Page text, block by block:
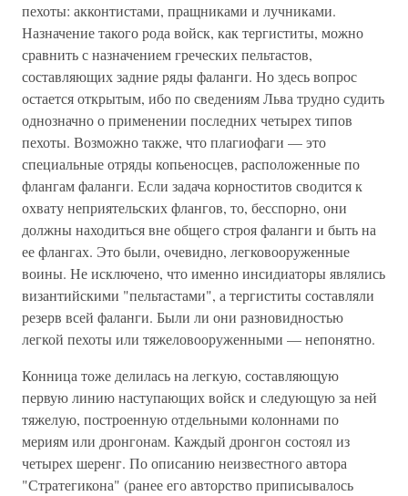
пехоты: акконтистами, пращниками и лучниками.
Назначение такого рода войск, как тергиститы, можно
сравнить с назначением греческих пельтастов,
составляющих задние ряды фаланги. Но здесь вопрос
остается открытым, ибо по сведениям Льва трудно судить
однозначно о применении последних четырех типов
пехоты. Возможно также, что плагиофаги — это
специальные отряды копьеносцев, расположенные по
флангам фаланги. Если задача корноститов сводится к
охвату неприятельских флангов, то, бесспорно, они
должны находиться вне общего строя фаланги и быть на
ее флангах. Это были, очевидно, легковооруженные
воины. Не исключено, что именно инсидиаторы являлись
византийскими "пельтастами", а тергиститы составляли
резерв всей фаланги. Были ли они разновидностью
легкой пехоты или тяжеловооруженными — непонятно.
Конница тоже делилась на легкую, составляющую
первую линию наступающих войск и следующую за ней
тяжелую, построенную отдельными колоннами по
мериям или дронгонам. Каждый дронгон состоял из
четырех шеренг. По описанию неизвестного автора
"Стратегикона" (ранее его авторство приписывалось